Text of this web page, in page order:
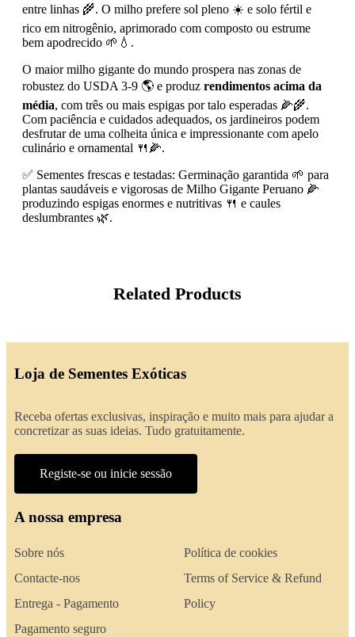
entre linhas 🌾. O milho prefere sol pleno ☀️ e solo fértil e
rico em nitrogênio, aprimorado com composto ou estrume
bem apodrecido 🌱💧.
O maior milho gigante do mundo prospera nas zonas de
robustez do USDA 3-9 🌎 e produz rendimentos acima da
média, com três ou mais espigas por talo esperadas 🌽🌾.
Com paciência e cuidados adequados, os jardineiros podem
desfrutar de uma colheita única e impressionante com apelo
culinário e ornamental 🍴🌽.
✅ Sementes frescas e testadas: Germinação garantida 🌱 para
plantas saudáveis e vigorosas de Milho Gigante Peruano 🌽
produzindo espigas enormes e nutritivas 🍴 e caules
deslumbrantes 🌿.
Related Products
Loja de Sementes Exóticas
Receba ofertas exclusivas, inspiração e muito mais para ajudar a
concretizar as suas ideias. Tudo gratuitamente.
Registe-se ou inicie sessão
A nossa empresa
Sobre nós
Contacte-nos
Entrega - Pagamento
Pagamento seguro
Política de cookies
Terms of Service & Refund
Policy